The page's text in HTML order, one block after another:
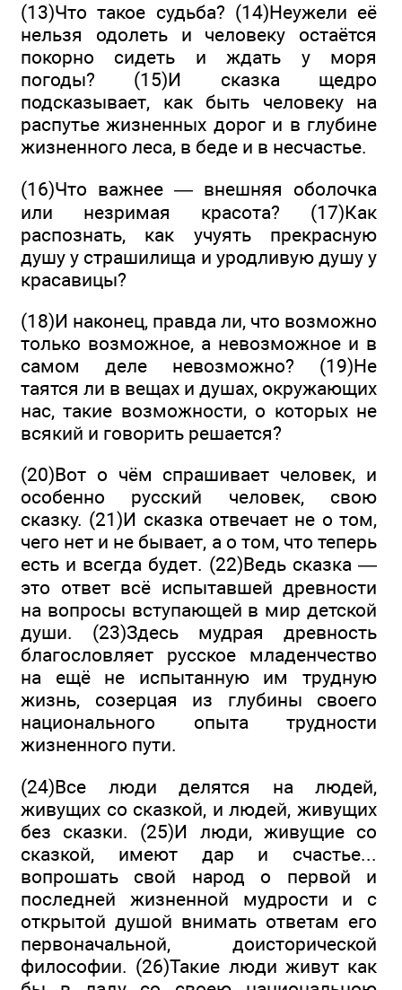
(13)Что такое судьба? (14)Неужели её
нельзя одолеть и человеку остаётся
покорно сидеть и ждать у моря
погоды? (15)И сказка щедро
подсказывает, как быть человеку на
распутье жизненных дорог и в глубине
жизненного леса, в беде и в несчастье.
(16)Что важнее — внешняя оболочка
или незримая красота? (17)Как
распознать, как учуять прекрасную
душу у страшилища и уродливую душу у
красавицы?
(18)И наконец, правда ли, что возможно
только возможное, а невозможное и в
самом деле невозможно? (19)Не
таятся ли в вещах и душах, окружающих
нас, такие возможности, о которых не
всякий и говорить решается?
(20)Вот о чём спрашивает человек, и
особенно русский человек, свою
сказку. (21)И сказка отвечает не о том,
чего нет и не бывает, а о том, что теперь
есть и всегда будет. (22)Ведь сказка —
это ответ всё испытавшей древности
на вопросы вступающей в мир детской
души. (23)Здесь мудрая древность
благословляет русское младенчество
на ещё не испытанную им трудную
жизнь, созерцая из глубины своего
национального опыта трудности
жизненного пути.
(24)Все люди делятся на людей,
живущих со сказкой, и людей, живущих
без сказки. (25)И люди, живущие со
сказкой, имеют дар и счастье...
вопрошать свой народ о первой и
последней жизненной мудрости и с
открытой душой внимать ответам его
первоначальной, доисторической
философии. (26)Такие люди живут как